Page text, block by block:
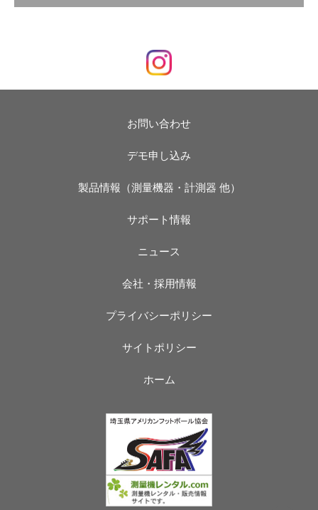
お問い合わせ
デモ申し込み
製品情報（測量機器・計測器 他）
サポート情報
ニュース
会社・採用情報
プライバシーポリシー
サイトポリシー
ホーム